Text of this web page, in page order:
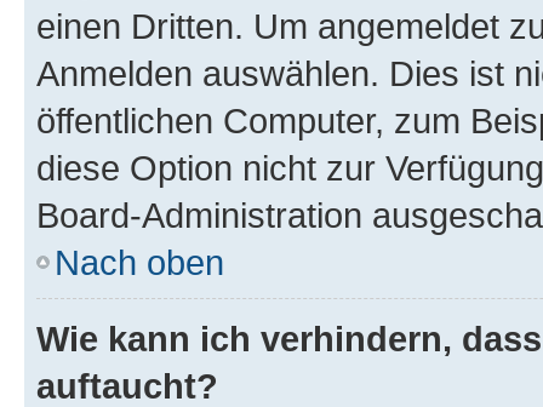
einen Dritten. Um angemeldet
Anmelden auswählen. Dies ist
öffentlichen Computer, zum
diese Option nicht zur
Board-Administration
Nach oben
Wie kann ich verhindern,
auftaucht?